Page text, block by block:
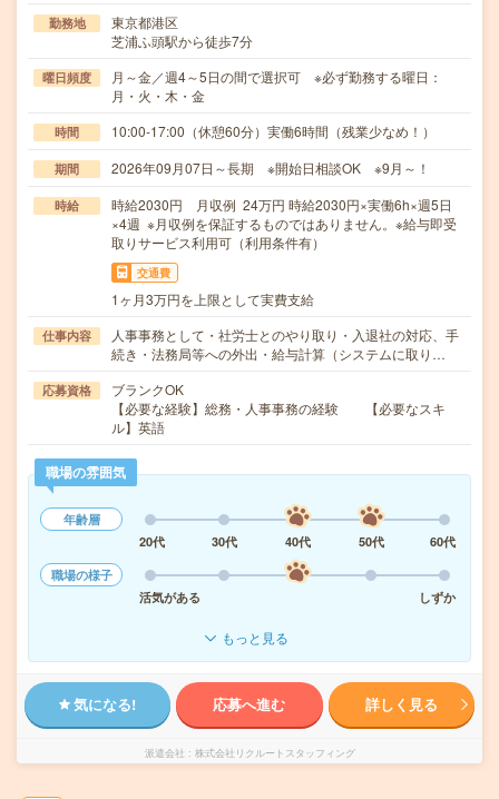
勤務地
東京都港区
芝浦ふ頭駅から徒歩7分
曜日頻度
月～金／週4～5日の間で選択可 ※必ず勤務する曜日：
月・火・木・金
時間 10:00-17:00（休憩60分）実働6時間（残業少なめ！）
期間 2026年09月07日～長期 ※開始日相談OK ※9月～！
時給
時給2030円 月収例 24万円 時給2030円×実働6h×週5日
×4週 ※月収例を保証するものではありません。※給与即受
取りサービス利用可（利用条件有）
交通費
1ヶ月3万円を上限として実費支給
仕事内容
人事事務として・社労士とのやり取り・入退社の対応、手
続き・法務局等への外出・給与計算（システムに取り…
応募資格
ブランクOK
【必要な経験】総務・人事事務の経験 【必要なスキ
ル】英語
職場の雰囲気
年齢層
20代
30代 40代 50代
60代
職場の様子
活気がある
しずか
もっと見る
気になる! 応募へ進む 詳しく見る
派遣会社 株式会社リクルートスタッフィング